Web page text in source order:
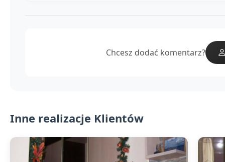
Chcesz dodać komentarz?
Inne realizacje Klientów